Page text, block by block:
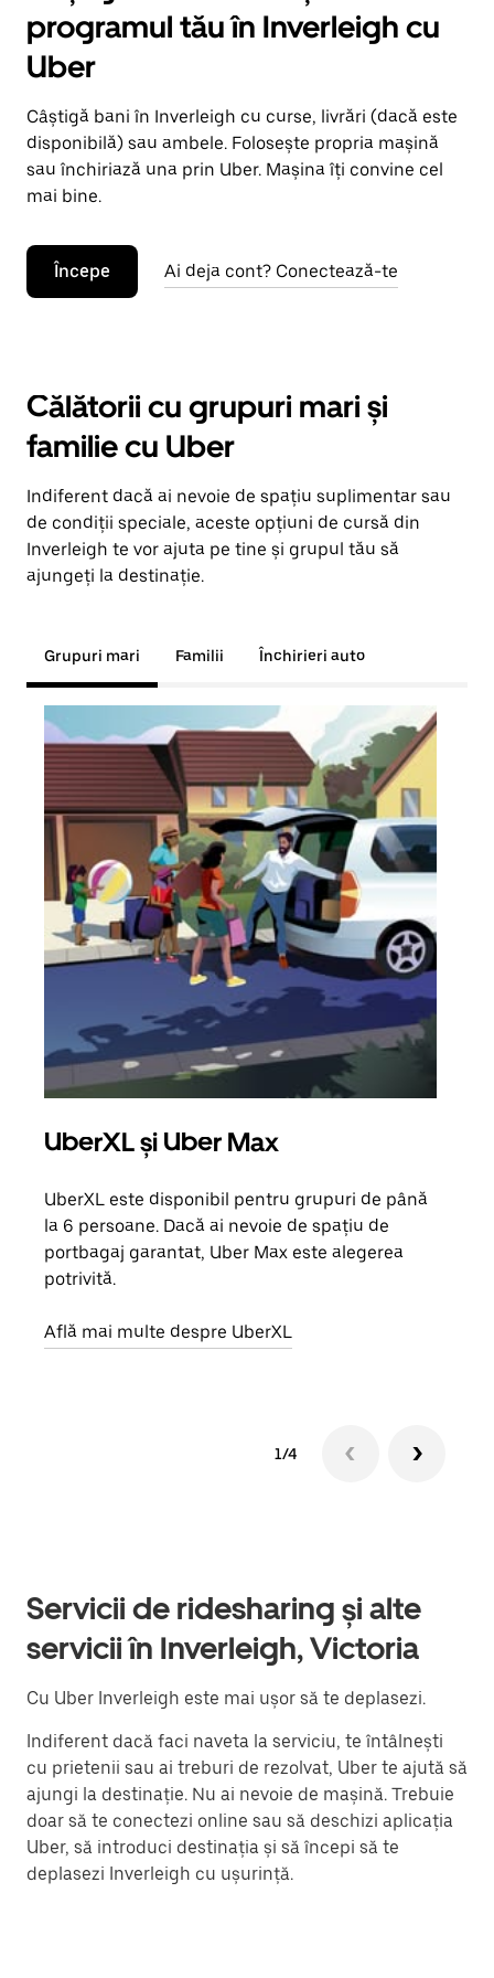
programul tău în Inverleigh cu
Uber
Câștigă bani în Inverleigh cu curse, livrări (dacă este
disponibilă) sau ambele. Folosește propria mașină
sau închiriază una prin Uber. Mașina îți convine cel
mai bine.
Începe Ai deja cont? Conectează-te
Călătorii cu grupuri mari și
familie cu Uber
Indiferent dacă ai nevoie de spațiu suplimentar sau
de condiții speciale, aceste opțiuni de cursă din
Inverleigh te vor ajuta pe tine și grupul tău să
ajungeți la destinație.
Grupuri mari Familii Închirieri auto
UberXL și Uber Max
UberXL este disponibil pentru grupuri de până
la 6 persoane. Dacă ai nevoie de spațiu de
portbagaj garantat, Uber Max este alegerea
potrivită.
Află mai multe despre UberXL
1/4
Servicii de ridesharing și alte
servicii în Inverleigh, Victoria
Cu Uber Inverleigh este mai ușor să te deplasezi.
Indiferent dacă faci naveta la serviciu, te întâlnești
cu prietenii sau ai treburi de rezolvat, Uber te ajută să
ajungi la destinație. Nu ai nevoie de mașină. Trebuie
doar să te conectezi online sau să deschizi aplicația
Uber, să introduci destinația și să începi să te
deplasezi Inverleigh cu ușurință.